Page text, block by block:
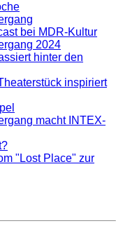
bei MDR-Kultur
2024
hinter den
inspiriert
macht INTEX-
"Lost Place" zur